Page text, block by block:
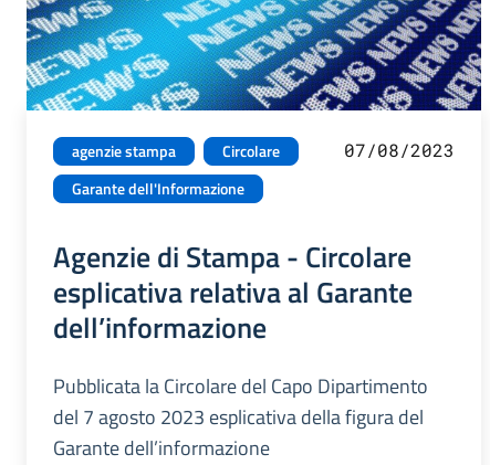
agenzie stampa
Circolare
Garante dell'Informazione
07/08/2023
Agenzie di Stampa - Circolare
esplicativa relativa al Garante
dell’informazione
Pubblicata la Circolare del Capo Dipartimento
del 7 agosto 2023 esplicativa della figura del
Garante dell’informazione